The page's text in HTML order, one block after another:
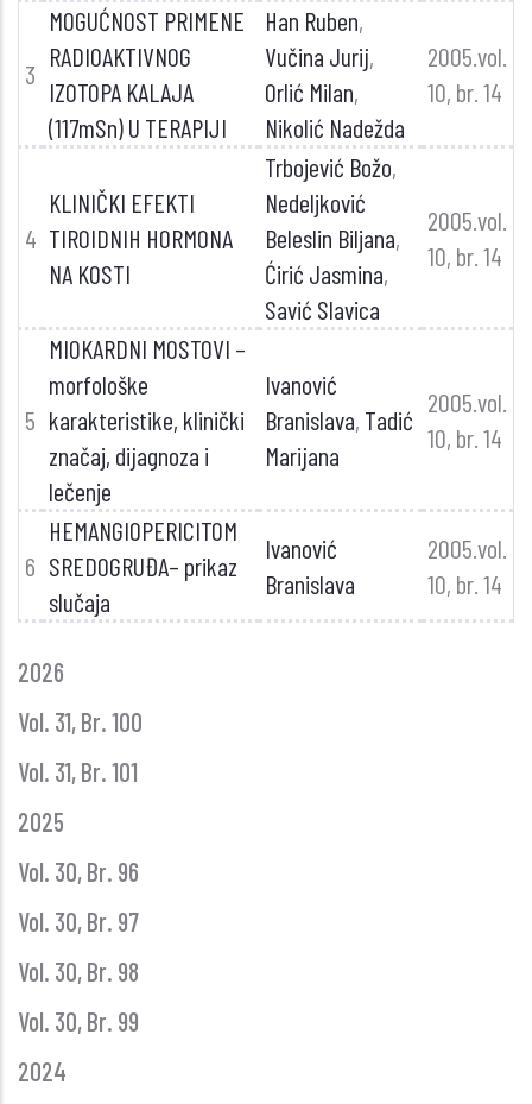
3
MOGUĆNOST PRIMENE
RADIOAKTIVNOG
IZOTOPA KALAJA
(117mSn) U TERAPIJI
Han Ruben,
Vučina Jurij,
Orlić Milan,
Nikolić Nadežda
2005.vol.
10, br. 14
4
KLINIČKI EFEKTI
TIROIDNIH HORMONA
NA KOSTI
Trbojević Božo,
Nedeljković
Beleslin Biljana,
Ćirić Jasmina,
Savić Slavica
2005.vol.
10, br. 14
5
MIOKARDNI MOSTOVI –
morfološke
karakteristike, klinički
značaj, dijagnoza i
lečenje
Ivanović
Branislava, Tadić
Marijana
2005.vol.
10, br. 14
6
HEMANGIOPERICITOM
SREDOGRUĐA– prikaz
slučaja
Ivanović
Branislava
2005.vol.
10, br. 14
GLASNIK
GODINE
2026
Vol. 31, Br. 100
Vol. 31, Br. 101
2025
Vol. 30, Br. 96
Vol. 30, Br. 97
Vol. 30, Br. 98
Vol. 30, Br. 99
2024